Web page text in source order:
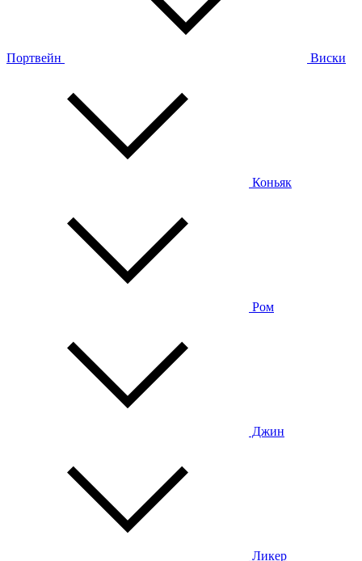
Портвейн Виски
Коньяк
Ром
Джин
Ликер